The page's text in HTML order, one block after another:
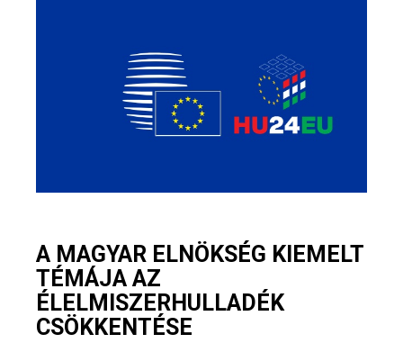
A MAGYAR ELNÖKSÉG KIEMELT
TÉMÁJA AZ
ÉLELMISZERHULLADÉK
CSÖKKENTÉSE